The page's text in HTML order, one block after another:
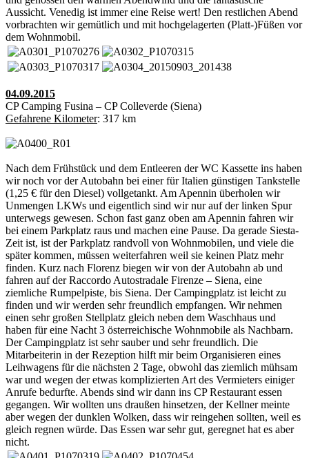
Aussicht. Venedig ist immer eine Reise wert! Den restlichen Abend
vorbrachten wir gemütlich und mit hochgelagerten (Platt-)Füßen vor
dem Wohnmobil.
04.09.2015
CP Camping Fusina – CP Colleverde (Siena)
Gefahrene Kilometer: 317 km
Nach dem Frühstück und dem Entleeren der WC Kassette ins haben
wir noch vor der Autobahn bei einer für Italien günstigen Tankstelle
(1,25 € für den Diesel) vollgetankt. Am Apennin überholen wir
Unmengen LKWs und eigentlich sind wir nur auf der linken Spur
unterwegs gewesen. Schon fast ganz oben am Apennin fahren wir
bei einem Parkplatz raus und machen eine Pause. Da gerade Siesta-
Zeit ist, ist der Parkplatz randvoll von Wohnmobilen, und viele die
später kommen, müssen weiterfahren weil sie keinen Platz mehr
finden. Kurz nach Florenz biegen wir von der Autobahn ab und
fahren auf der Raccordo Autostradale Firenze – Siena, eine
ziemliche Rumpelpiste, bis Siena. Der Campingplatz ist leicht zu
finden und wir werden sehr freundlich empfangen. Wir nehmen
einen sehr großen Stellplatz gleich neben dem Waschhaus und
haben für eine Nacht 3 österreichische Wohnmobile als Nachbarn.
Der Campingplatz ist sehr sauber und sehr freundlich. Die
Mitarbeiterin in der Rezeption hilft mir beim Organisieren eines
Leihwagens für die nächsten 2 Tage, obwohl das ziemlich mühsam
war und wegen der etwas komplizierten Art des Vermieters einiger
Anrufe bedurfte. Abends sind wir dann ins CP Restaurant essen
gegangen. Wir wollten uns draußen hinsetzen, der Kellner meinte
aber wegen der dunklen Wolken, dass wir reingehen sollten, weil es
gleich regnen würde. Das Essen war sehr gut, geregnet hat es aber
nicht.